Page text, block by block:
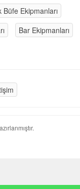
Büfe Ekipmanları
Bar Ekipmanları